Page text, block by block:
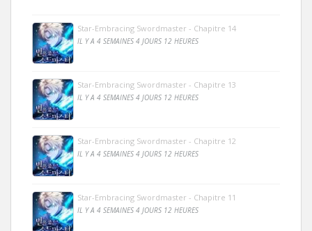
Star-Embracing Swordmaster - Chapitre 14
IL Y A 4 SEMAINES 4 JOURS 12 HEURES
Star-Embracing Swordmaster - Chapitre 13
IL Y A 4 SEMAINES 4 JOURS 12 HEURES
Star-Embracing Swordmaster - Chapitre 12
IL Y A 4 SEMAINES 4 JOURS 12 HEURES
Star-Embracing Swordmaster - Chapitre 11
IL Y A 4 SEMAINES 4 JOURS 12 HEURES